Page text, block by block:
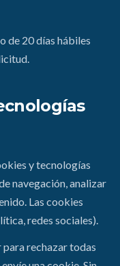
de 20 días hábiles
y tecnologías
navegación, analizar
Las cookies
redes sociales).
rechazar todas